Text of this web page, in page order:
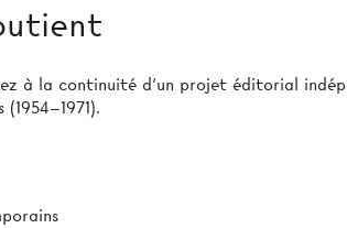
à la continuité d’un projet éditorial
(1954–1971).